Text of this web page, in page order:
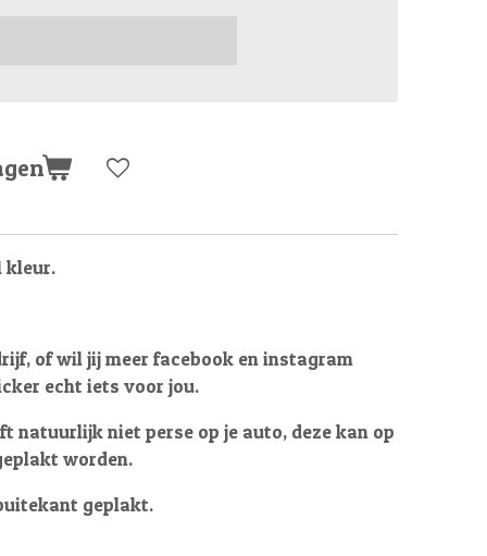
kleur.
of wil jij meer facebook en instagram
echt iets voor jou.
natuurlijk niet perse op je auto, deze kan op
worden.
geplakt.